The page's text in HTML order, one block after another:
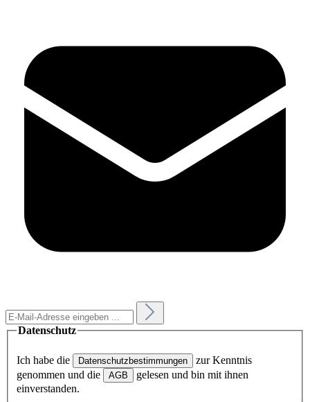
Datenschutz
Ich habe die Datenschutzbestimmungen
zur Kenntnis
genommen und die
AGB
gelesen und bin mit ihnen
einverstanden.